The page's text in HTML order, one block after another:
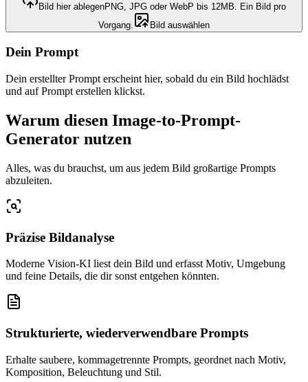
Bild hier ablegenPNG, JPG oder WebP bis 12MB. Ein Bild pro
Vorgang.
Bild auswählen
Dein Prompt
Dein erstellter Prompt erscheint hier, sobald du ein Bild hochlädst
und auf Prompt erstellen klickst.
Warum diesen Image-to-Prompt-
Generator nutzen
Alles, was du brauchst, um aus jedem Bild großartige Prompts
abzuleiten.
Präzise Bildanalyse
Moderne Vision-KI liest dein Bild und erfasst Motiv, Umgebung
und feine Details, die dir sonst entgehen könnten.
Strukturierte, wiederverwendbare Prompts
Erhalte saubere, kommagetrennte Prompts, geordnet nach Motiv,
Komposition, Beleuchtung und Stil.